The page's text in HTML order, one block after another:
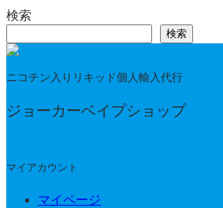
検索
検索
ニコチン入りリキッド個人輸入代行
ジョーカーベイプショップ
マイアカウント
マイページ